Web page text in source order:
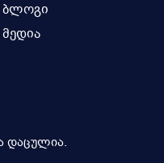
ბლოგი
მედია
დაცულია.